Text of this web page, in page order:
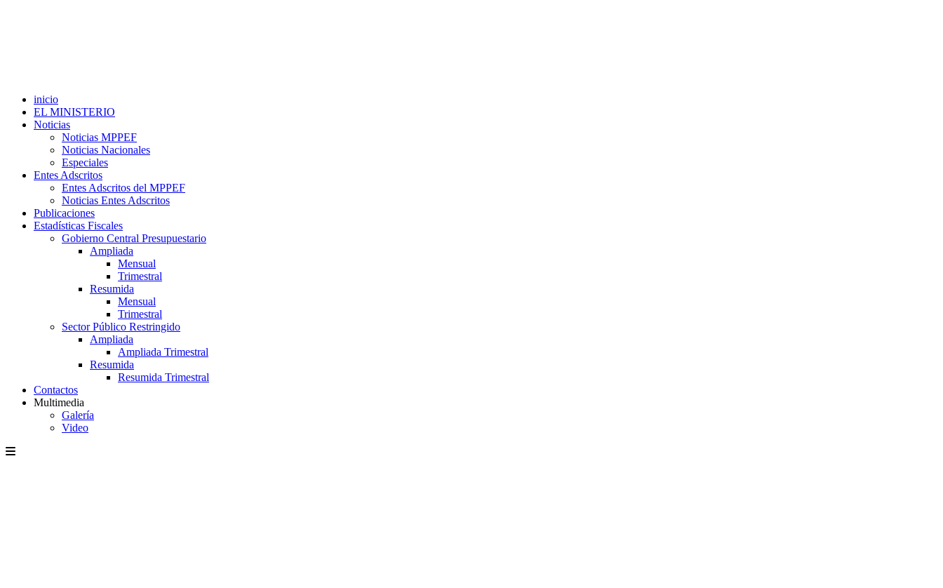
inicio
EL MINISTERIO
Noticias
Noticias MPPEF
Noticias Nacionales
Especiales
Entes Adscritos
Entes Adscritos del MPPEF
Noticias Entes Adscritos
Publicaciones
Estadísticas Fiscales
Gobierno Central Presupuestario
Ampliada
Mensual
Trimestral
Resumida
Mensual
Trimestral
Sector Público Restringido
Ampliada
Ampliada Trimestral
Resumida
Resumida Trimestral
Contactos
Multimedia
Galería
Video